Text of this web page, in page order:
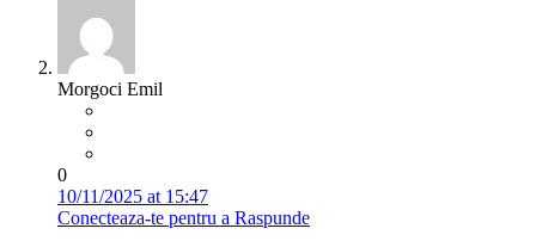
Morgoci Emil
0
10/11/2025 at 15:47
Conecteaza-te pentru a Raspunde